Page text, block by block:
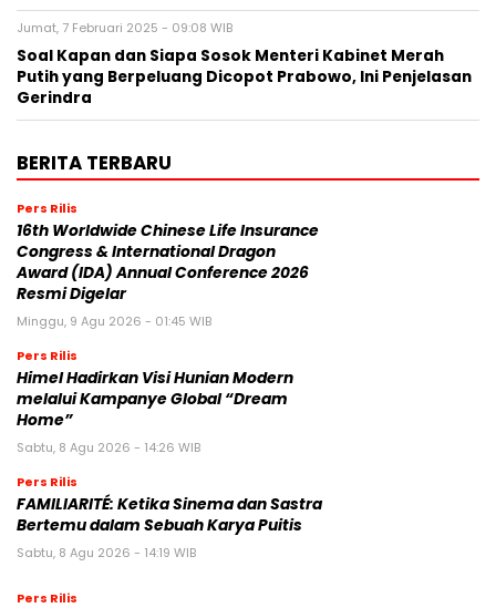
Jumat, 7 Februari 2025 - 09:08 WIB
Soal Kapan dan Siapa Sosok Menteri Kabinet Merah
Putih yang Berpeluang Dicopot Prabowo, Ini Penjelasan
Gerindra
BERITA TERBARU
Pers Rilis
16th Worldwide Chinese Life Insurance
Congress & International Dragon
Award (IDA) Annual Conference 2026
Resmi Digelar
Minggu, 9 Agu 2026 - 01:45 WIB
Pers Rilis
Himel Hadirkan Visi Hunian Modern
melalui Kampanye Global “Dream
Home”
Sabtu, 8 Agu 2026 - 14:26 WIB
Pers Rilis
FAMILIARITÉ: Ketika Sinema dan Sastra
Bertemu dalam Sebuah Karya Puitis
Sabtu, 8 Agu 2026 - 14:19 WIB
Pers Rilis